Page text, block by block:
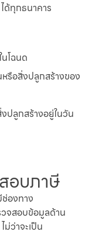
ด้ทุกธนาคาร
โฉนด
รือสิ่งปลูกสร้างของ
ปลูกสร้างอยู่ในวัน
อบภาษี
องทาง
วจสอบข้อมูลด้าน
ว่าจะเป็น